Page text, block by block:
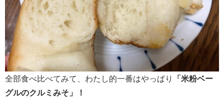
全部食べ比べてみて、わたし的一番はやっぱり
「米粉ベー
グルのクルミみそ」！